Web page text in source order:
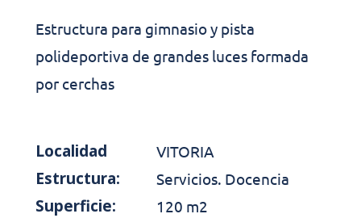
Estructura para gimnasio y pista
polideportiva de grandes luces formada
por cerchas
Localidad VITORIA
Estructura: Servicios. Docencia
Superficie: 120 m2